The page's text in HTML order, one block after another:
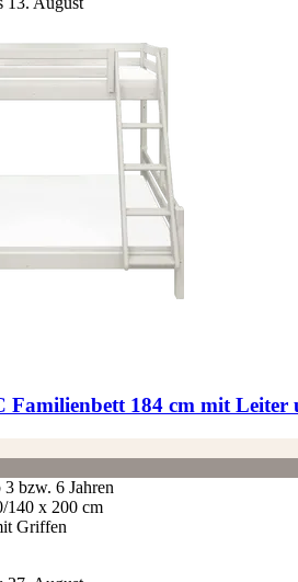
Familienbett 184 cm mit Leiter
bzw. 6 Jahren
140 x 200 cm
Griffen